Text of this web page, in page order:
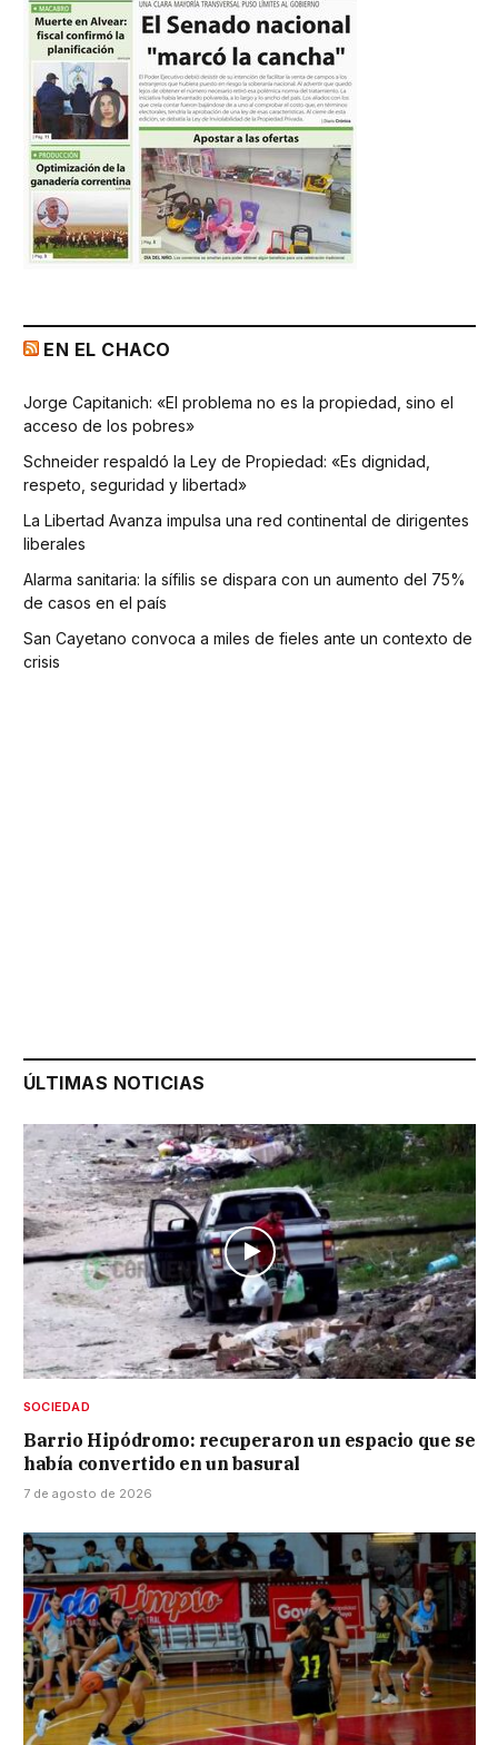
EN EL CHACO
Jorge Capitanich: «El problema no es la propiedad, sino el
acceso de los pobres»
Schneider respaldó la Ley de Propiedad: «Es dignidad,
respeto, seguridad y libertad»
La Libertad Avanza impulsa una red continental de dirigentes
liberales
Alarma sanitaria: la sífilis se dispara con un aumento del 75%
de casos en el país
San Cayetano convoca a miles de fieles ante un contexto de
crisis
ÚLTIMAS NOTICIAS
SOCIEDAD
Barrio Hipódromo: recuperaron un espacio que se
había convertido en un basural
7 de agosto de 2026